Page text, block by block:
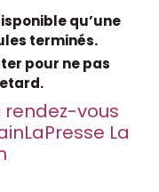
qu’une
terminés.
pour ne pas
rendez-vous
La